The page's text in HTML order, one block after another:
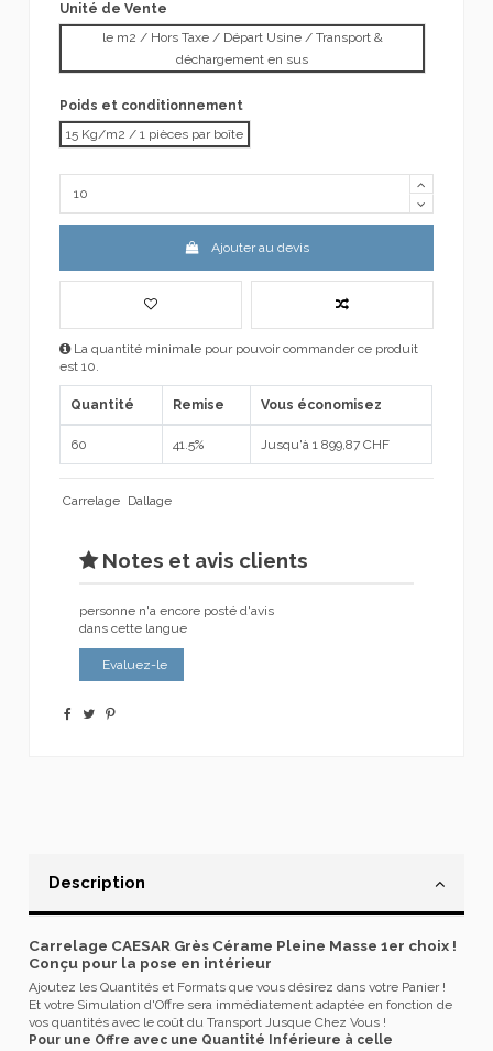
Unité de Vente
le m2 / Hors Taxe / Départ Usine / Transport &
déchargement en sus
Poids et conditionnement
15 Kg/m2 / 1 pièces par boîte
Ajouter au devis
La quantité minimale pour pouvoir commander ce produit
est 10.
Quantité Remise Vous économisez
60 41.5% Jusqu'à 1 899,87 CHF
Carrelage Dallage
Notes et avis clients
personne n'a encore posté d'avis
dans cette langue
Evaluez-le
Description
Carrelage CAESAR Grès Cérame Pleine Masse 1er choix !
Conçu pour la pose en intérieur
Ajoutez les Quantités et Formats que vous désirez dans votre Panier !
Et votre Simulation d'Offre sera immédiatement adaptée en fonction de
vos quantités avec le coût du Transport Jusque Chez Vous !
Pour une Offre avec une Quantité Inférieure à celle